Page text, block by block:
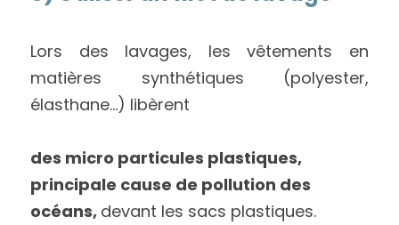
Lors des lavages, les vêtements en
matières synthétiques (polyester,
élasthane…) libèrent
des micro particules plastiques,
principale cause de pollution des
océans, devant les sacs plastiques.